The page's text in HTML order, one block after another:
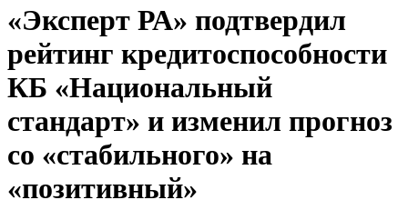
«Эксперт РА» подтвердил
рейтинг кредитоспособности
КБ «Национальный
стандарт» и изменил прогноз
со «стабильного» на
«позитивный»